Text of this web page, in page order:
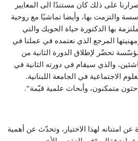
أصرارنا على ذلك كان مستندًا الى المعايير
والتزمت بها، وأيضا تماشيًا مع روحية
بها الدكتورة حياة الحويك والتي
المرجع الذي نعتمده في عملنا في
تحضّر لإطلاق الدورة الثانية من
والذي سيقام في دورته الثانية في
الاجتماعية في الجامعة اللبنانية.
متمكنون، وأبحاث علمية قيّمة”.
امتنانه لهذا الاختيار، وتحدّث عن أهمية